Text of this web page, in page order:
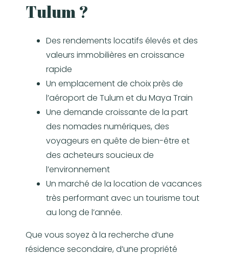
Tulum ?
Des rendements locatifs élevés et des
valeurs immobilières en croissance
rapide
Un emplacement de choix près de
l’aéroport de Tulum et du Maya Train
Une demande croissante de la part
des nomades numériques, des
voyageurs en quête de bien-être et
des acheteurs soucieux de
l’environnement
Un marché de la location de vacances
très performant avec un tourisme tout
au long de l’année.
Que vous soyez à la recherche d’une
résidence secondaire, d’une propriété